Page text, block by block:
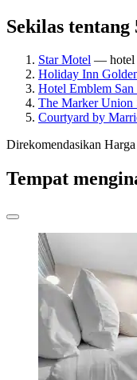
Sekilas
Star Motel — hotel
Holiday Inn
Hotel Emblem San
The Marker Union
Courtyard by
Direkomendasikan
Tempat